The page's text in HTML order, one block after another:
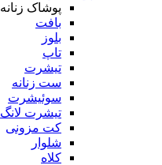
پوشاک زنانه
بافت
بلوز
تاپ
تیشرت
ست زنانه
سوئیشرت
تیشرت لانگ
کت مزونی
شلوار
کلاه